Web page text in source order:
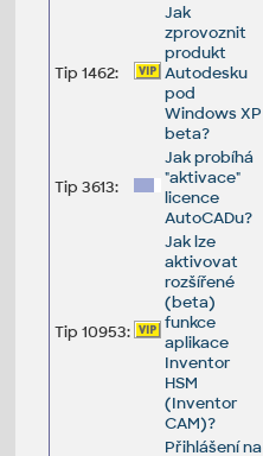
Tip 1462:
Jak
zprovoznit
produkt
Autodesku
pod
Windows XP
beta?
Tip 3613:
Jak probíhá
"aktivace"
licence
AutoCADu?
Tip 10953:
Jak lze
aktivovat
rozšířené
(beta)
funkce
aplikace
Inventor
HSM
(Inventor
CAM)?
Přihlášení na